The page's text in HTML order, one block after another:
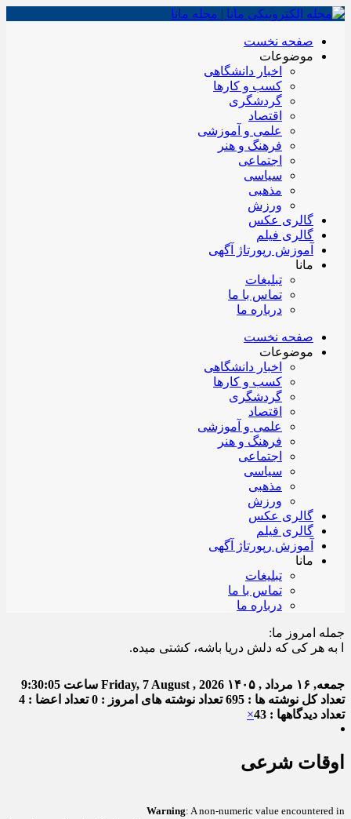
صفحه نخست
موضوعات
اخبار دانشگاهی
کسب و کارها
گردشگری
اقتصاد
علمی و آموزشی
فرهنگ و هنر
اجتماعی
سیاسی
مذهبی
ورزش
گالری عکس
گالری فیلم
آموزش رپورتاژ آگهی
مانا
تبلیغات
تماس با ما
درباره ما
صفحه نخست
موضوعات
اخبار دانشگاهی
کسب و کارها
گردشگری
اقتصاد
علمی و آموزشی
فرهنگ و هنر
اجتماعی
سیاسی
مذهبی
ورزش
گالری عکس
گالری فیلم
آموزش رپورتاژ آگهی
مانا
تبلیغات
تماس با ما
درباره ما
جمله امروز ما:
هر کی که دلش دریا باشه، کشتی میده.
جمعه, ۱۶ مرداد , ۱۴۰۵ Friday, 7 August , 2026 ساعت 9:30:05
تعداد کل نوشته ها : 695
تعداد نوشته های امروز : 0
تعداد اعضا : 4
تعداد دیدگاهها : 43
×
اوقات شرعی
Warning: A non-numeric value encountered in